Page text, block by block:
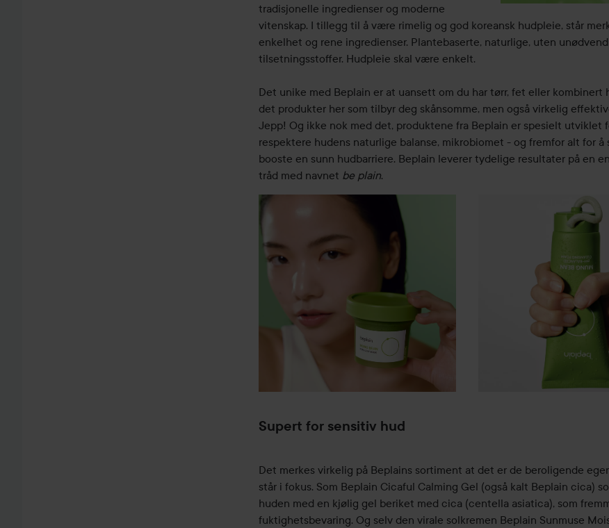
tradisjonelle ingredienser og moderne
vitenskap. I tillegg til å være rimelig og god koreansk hudpleie, står
enkelhet og rene ingredienser. Plantebaserte, naturlige, uten
tilsetningsstoffer. Hudpleie skal være enkelt.
Det unike med Beplain er at uansett om du har tørr, fet eller kombinert
det produkter her som tilbyr deg skånsomme, men også virkelig
Jepp! Og ikke nok med det, produktene fra Beplain er spesielt utviklet
respektere hudens naturlige balanse, mikrobiomet - og fremfor alt for å
booste en sunn hudbarriere. Beplain leverer tydelige resultater på en
tråd med navnet be plain.
Supert for sensitiv hud
Det merkes virkelig på Beplains sortiment at det er de beroligende
står i fokus. Som Beplain Cicaful Calming Gel (også kalt Beplain cica)
huden med en kjølig gel beriket med cica (centella asiatica), som
fuktighetsbevaring. Og selv den virale solkremen Beplain Sunmuse